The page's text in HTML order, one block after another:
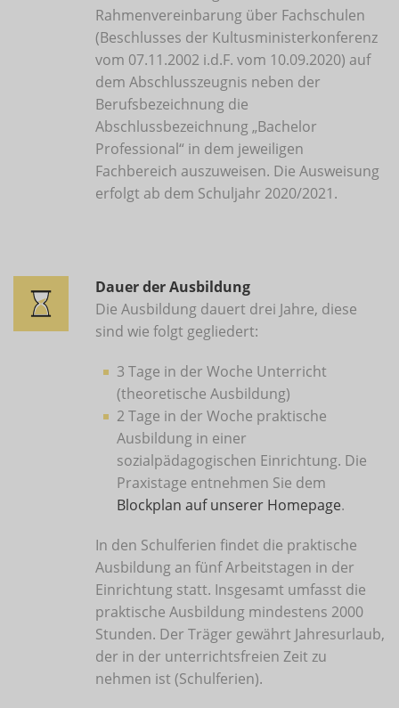
Rahmenvereinbarung über Fachschulen
(Beschlusses der Kultusministerkonferenz
vom 07.11.2002 i.d.F. vom 10.09.2020) auf
dem Abschlusszeugnis neben der
Berufsbezeichnung die
Abschlussbezeichnung „Bachelor
Professional“ in dem jeweiligen
Fachbereich auszuweisen. Die Ausweisung
erfolgt ab dem Schuljahr 2020/2021.
Dauer der Ausbildung
Die Ausbildung dauert drei Jahre, diese
sind wie folgt gegliedert:
3 Tage in der Woche Unterricht
(theoretische Ausbildung)
2 Tage in der Woche praktische
Ausbildung in einer
sozialpädagogischen Einrichtung. Die
Praxistage entnehmen Sie dem
Blockplan auf unserer Homepage.
In den Schulferien findet die praktische
Ausbildung an fünf Arbeitstagen in der
Einrichtung statt. Insgesamt umfasst die
praktische Ausbildung mindestens 2000
Stunden. Der Träger gewährt Jahresurlaub,
der in der unterrichtsfreien Zeit zu
nehmen ist (Schulferien).